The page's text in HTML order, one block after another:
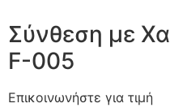
Σύνθεση με
F-005
Επικοινωνήστε για τιμή